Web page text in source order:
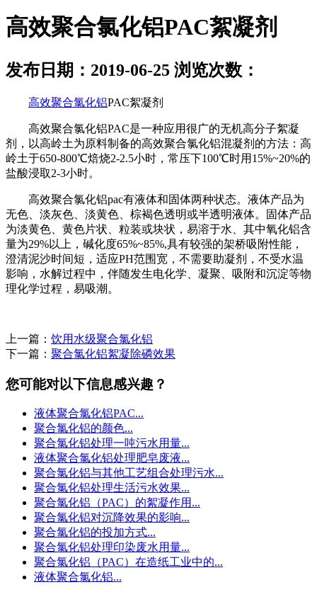
高效聚合氯化铝PAC絮凝剂
发布日期：2019-06-25 浏览次数：
高效聚合氯化铝PAC絮凝剂
高效聚合氯化铝PAC是一种应用很广的无机高分子絮凝
剂，以高岭土为原料制备的高效聚合氯化铝混凝剂的方法：高
岭土于650-800℃焙烧2-2.5小时，常压下100℃时用15%~20%的
盐酸浸取2-3小时。
高效聚合氯化铝pac有液体和固体两种状态。液体产品为
无色、淡灰色、淡黄色、棕褐色透明或半透明液体。固体产品
为淡黄色、黄色片状、粒装或块状，易溶于水、其中氧化铝含
量为29%以上，碱化度65%~85%,具有较强的架桥吸附性能，
澄清泥沙时间短，适应PH范围宽，不需要助凝剂，不受水温
影响，水解过程中，伴随发生电化学、凝聚、吸附和沉淀等物
理化学过程，易吸潮。
上一篇： 饮用水级聚合氯化铝
下一篇： 聚合氯化铝絮凝除磷效果
您可能对以下信息感兴趣？
液体聚合氯化铝PAC...
聚合氯化铝的颜色...
聚合氯化铝处理一吨污水用量...
液体聚合氯化铝处理肥皂废液...
聚合氯化铝与其他工艺组合处理污水...
聚合氯化铝处理生活污水效果...
聚合氯化铝（PAC）的絮凝作用...
聚合氯化铝对沉降效果的影响...
聚合氯化铝的投加方式...
聚合氯化铝处理印染废水用量...
聚合氯化铝（PAC）在造纸工业中的...
液体聚合氯化铝...